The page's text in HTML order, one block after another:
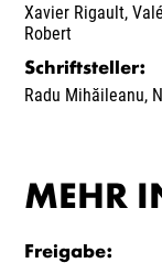
Xavier Rigault,
Robert
Schriftsteller:
Radu Mihăileanu,
MEHR
Freigabe: